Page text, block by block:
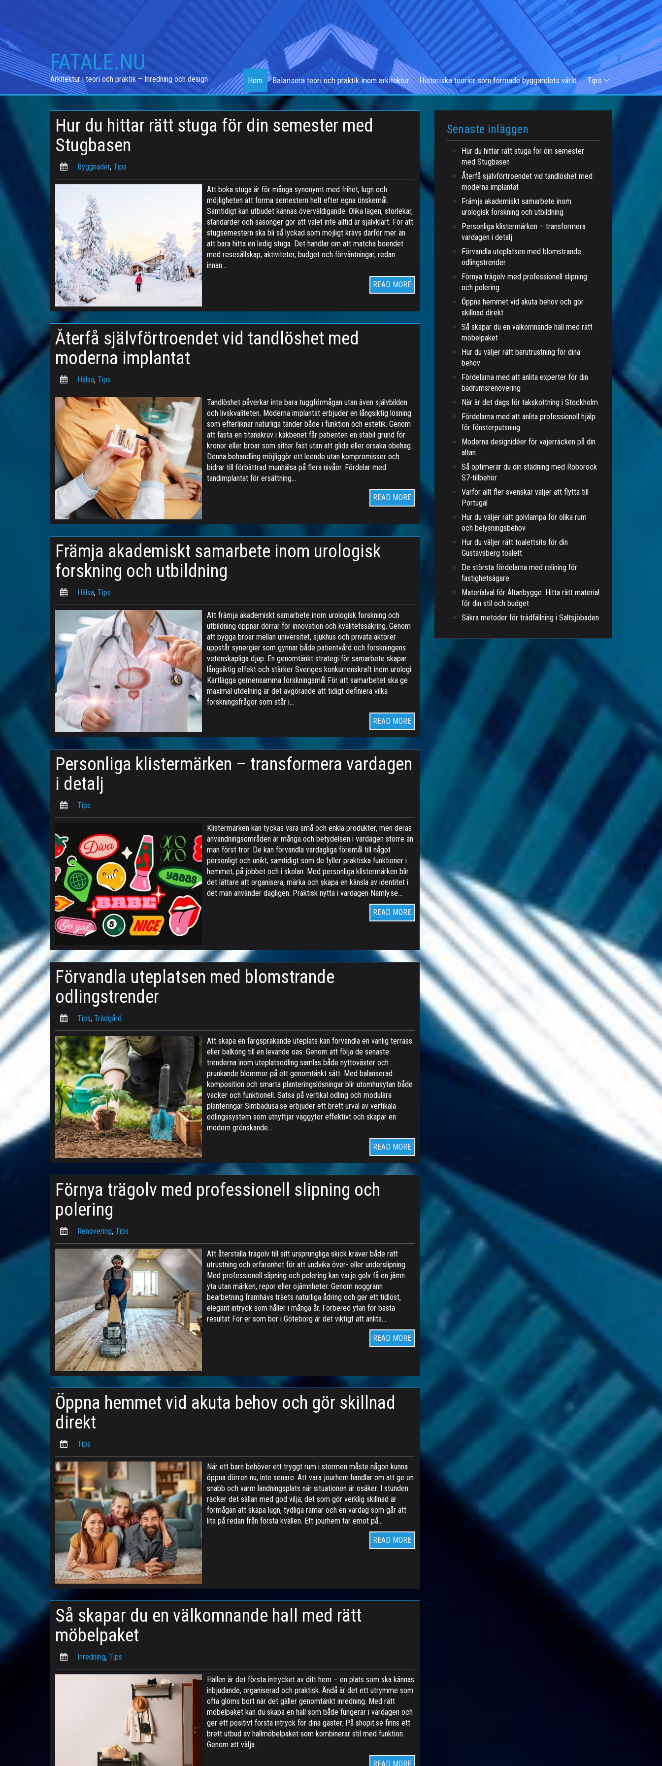
content
FATALE.NU
Arkitektur i teori och praktik – Inredning och design Hem Balansera teori och praktik inom arkitektur Historiska teorier som formade byggandets värld Tips
Hur du hittar rätt stuga för din semester med
Stugbasen
Byggnader, Tips
Att boka stuga är för många synonymt med frihet, lugn och
möjligheten att forma semestern helt efter egna önskemål.
Samtidigt kan utbudet kännas överväldigande. Olika lägen, storlekar,
standarder och säsonger gör att valet inte alltid är självklart. För att
stugsemestern ska bli så lyckad som möjligt krävs därför mer än
att bara hitta en ledig stuga. Det handlar om att matcha boendet
med resesällskap, aktiviteter, budget och förväntningar, redan
innan…
READ MORE
Återfå självförtroendet vid tandlöshet med
moderna implantat
Hälsa, Tips
Tandlöshet påverkar inte bara tuggförmågan utan även självbilden
och livskvaliteten. Moderna implantat erbjuder en långsiktig lösning
som efterliknar naturliga tänder både i funktion och estetik. Genom
att fästa en titanskruv i käkbenet får patienten en stabil grund för
kronor eller broar som sitter fast utan att glida eller orsaka obehag.
Denna behandling möjliggör ett leende utan kompromisser och
bidrar till förbättrad munhälsa på flera nivåer. Fördelar med
tandimplantat för ersättning…
READ MORE
Främja akademiskt samarbete inom urologisk
forskning och utbildning
Hälsa, Tips
Att främja akademiskt samarbete inom urologisk forskning och
utbildning öppnar dörrar för innovation och kvalitetssäkring. Genom
att bygga broar mellan universitet, sjukhus och privata aktörer
uppstår synergier som gynnar både patientvård och forskningens
vetenskapliga djup. En genomtänkt strategi för samarbete skapar
långsiktig effekt och stärker Sveriges konkurrenskraft inom urologi.
Kartlägga gemensamma forskningsmål För att samarbetet ska ge
maximal utdelning är det avgörande att tidigt definiera vilka
forskningsfrågor som står i…
READ MORE
Personliga klistermärken – transformera vardagen
i detalj
Tips
Klistermärken kan tyckas vara små och enkla produkter, men deras
användningsområden är många och betydelsen i vardagen större än
man först tror. De kan förvandla vardagliga föremål till något
personligt och unikt, samtidigt som de fyller praktiska funktioner i
hemmet, på jobbet och i skolan. Med personliga klistermärken blir
det lättare att organisera, märka och skapa en känsla av identitet i
det man använder dagligen. Praktisk nytta i vardagen Namly.se…
READ MORE
Förvandla uteplatsen med blomstrande
odlingstrender
Tips, Trädgård
Att skapa en färgsprakande uteplats kan förvandla en vanlig terrass
eller balkong till en levande oas. Genom att följa de senaste
trenderna inom uteplatsodling samlas både nyttoväxter och
prunkande blommor på ett genomtänkt sätt. Med balanserad
komposition och smarta planteringslösningar blir utomhusytan både
vacker och funktionell. Satsa på vertikal odling och modulära
planteringar Simbadusa.se erbjuder ett brett urval av vertikala
odlingssystem som utnyttjar väggytor effektivt och skapar en
modern grönskande…
READ MORE
Förnya trägolv med professionell slipning och
polering
Renovering, Tips
Att återställa trägolv till sitt ursprungliga skick kräver både rätt
utrustning och erfarenhet för att undvika över- eller underslipning.
Med professionell slipning och polering kan varje golv få en jämn
yta utan märken, repor eller ojämnheter. Genom noggrann
bearbetning framhävs träets naturliga ådring och ger ett tidlöst,
elegant intryck som håller i många år. Förbered ytan för bästa
resultat För er som bor i Göteborg är det viktigt att anlita…
READ MORE
Öppna hemmet vid akuta behov och gör skillnad
direkt
Tips
När ett barn behöver ett tryggt rum i stormen måste någon kunna
öppna dörren nu, inte senare. Att vara jourhem handlar om att ge en
snabb och varm landningsplats när situationen är osäker. I stunden
räcker det sällan med god vilja; det som gör verklig skillnad är
förmågan att skapa lugn, tydliga ramar och en vardag som går att
lita på redan från första kvällen. Ett jourhem tar emot på…
READ MORE
Så skapar du en välkomnande hall med rätt
möbelpaket
Inredning, Tips
Hallen är det första intrycket av ditt hem – en plats som ska kännas
inbjudande, organiserad och praktisk. Ändå är det ett utrymme som
ofta glöms bort när det gäller genomtänkt inredning. Med rätt
möbelpaket kan du skapa en hall som både fungerar i vardagen och
ger ett positivt första intryck för dina gäster. På shopit.se finns ett
brett utbud av hallmöbelpaket som kombinerar stil med funktion.
Genom att välja…
READ MORE
Senaste inläggen
Hur du hittar rätt stuga för din semester
med Stugbasen
Återfå självförtroendet vid tandlöshet med
moderna implantat
Främja akademiskt samarbete inom
urologisk forskning och utbildning
Personliga klistermärken – transformera
vardagen i detalj
Förvandla uteplatsen med blomstrande
odlingstrender
Förnya trägolv med professionell slipning
och polering
Öppna hemmet vid akuta behov och gör
skillnad direkt
Så skapar du en välkomnande hall med rätt
möbelpaket
Hur du väljer rätt barutrustning för dina
behov
Fördelarna med att anlita experter för din
badrumsrenovering
När är det dags för takskottning i Stockholm
Fördelarna med att anlita professionell hjälp
för fönsterputsning
Moderna designidéer för vajerräcken på din
altan
Så optimerar du din städning med Roborock
S7-tillbehör
Varför allt fler svenskar väljer att flytta till
Portugal
Hur du väljer rätt golvlampa för olika rum
och belysningsbehov
Hur du väljer rätt toalettsits för din
Gustavsberg toalett
De största fördelarna med relining för
fastighetsägare
Materialval för Altanbygge: Hitta rätt material
för din stil och budget
Säkra metoder för trädfällning i Saltsjöbaden